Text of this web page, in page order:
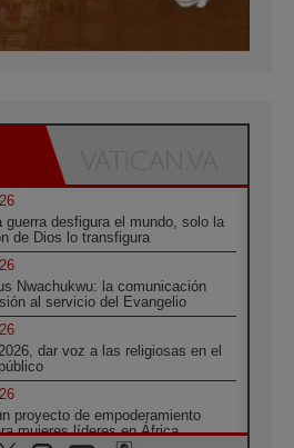
guerra desfigura el mundo, solo la
de Dios lo transfigura
Nwachukwu: la comunicación
al servicio del Evangelio
dar voz a las religiosas en el
proyecto de empoderamiento
mujeres líderes en África